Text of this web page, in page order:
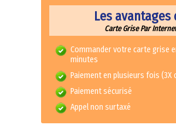
Les avantages
Carte Grise Par Internet
Commander votre carte grise
minutes
Paiement en plusieurs fois (3X
Paiement sécurisé
Appel non surtaxé